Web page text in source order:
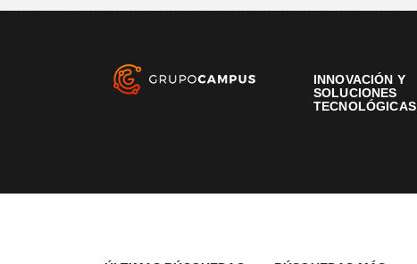
INNOVACIÓN Y
SOLUCIONES
TECNOLÓGICAS